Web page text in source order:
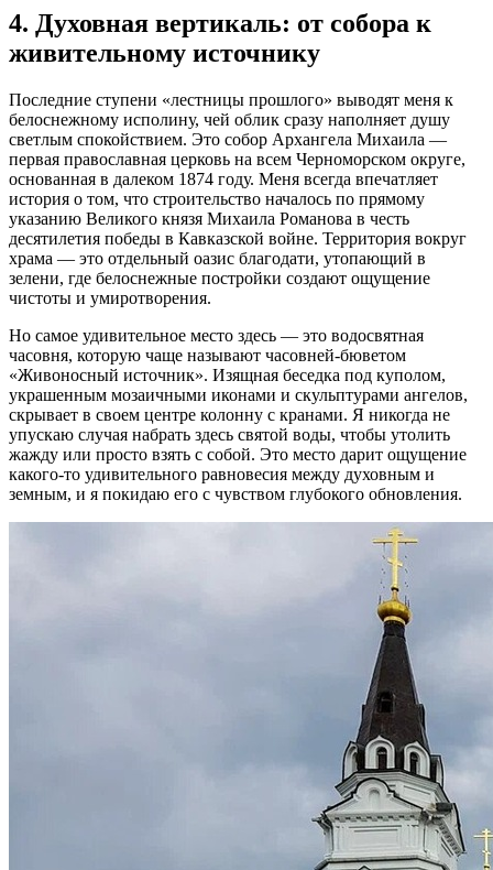
4. Духовная вертикаль: от собора к
живительному источнику
Последние ступени «лестницы прошлого» выводят меня к
белоснежному исполину, чей облик сразу наполняет душу
светлым спокойствием. Это собор Архангела Михаила —
первая православная церковь на всем Черноморском округе,
основанная в далеком 1874 году. Меня всегда впечатляет
история о том, что строительство началось по прямому
указанию Великого князя Михаила Романова в честь
десятилетия победы в Кавказской войне. Территория вокруг
храма — это отдельный оазис благодати, утопающий в
зелени, где белоснежные постройки создают ощущение
чистоты и умиротворения.
Но самое удивительное место здесь — это водосвятная
часовня, которую чаще называют часовней-бюветом
«Живоносный источник». Изящная беседка под куполом,
украшенным мозаичными иконами и скульптурами ангелов,
скрывает в своем центре колонну с кранами. Я никогда не
упускаю случая набрать здесь святой воды, чтобы утолить
жажду или просто взять с собой. Это место дарит ощущение
какого-то удивительного равновесия между духовным и
земным, и я покидаю его с чувством глубокого обновления.